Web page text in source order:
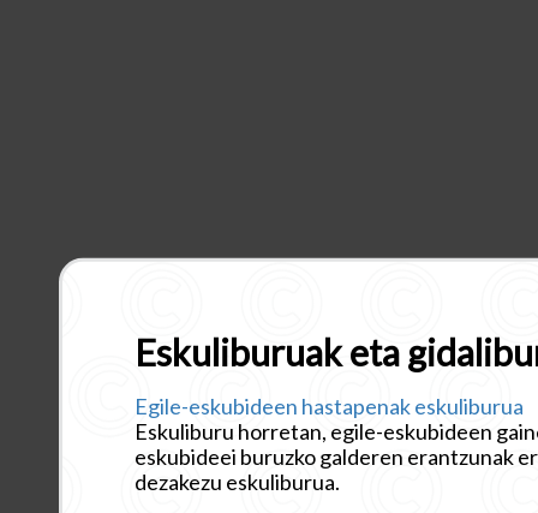
Eskuliburuak eta
Egile-eskubideen hastapenak eskuliburua
Eskuliburu horretan, egile-eskubideen
eskubideei buruzko galderen erantzunak
dezakezu eskuliburua.